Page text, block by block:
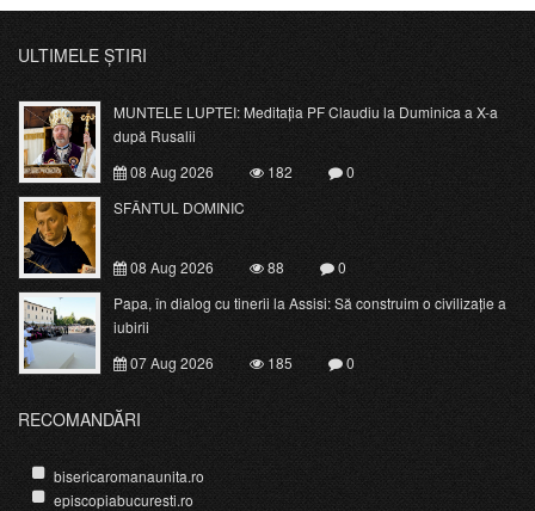
ULTIMELE ȘTIRI
MUNTELE LUPTEI: Meditația PF Claudiu la Duminica a X-a
după Rusalii
08 Aug 2026
182
0
SFÂNTUL DOMINIC
08 Aug 2026 88
0
Papa, în dialog cu tinerii la Assisi: Să construim o civilizație a
iubirii
07 Aug 2026
185 0
RECOMANDĂRI
bisericaromanaunita.ro
episcopiabucuresti.ro